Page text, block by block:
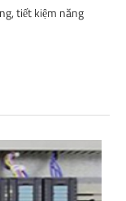
tiết kiệm năng